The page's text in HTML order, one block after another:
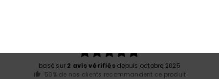
basé sur 2 avis vérifiésdepuis octobre 2025
50% de nos clients recommandent ce produit